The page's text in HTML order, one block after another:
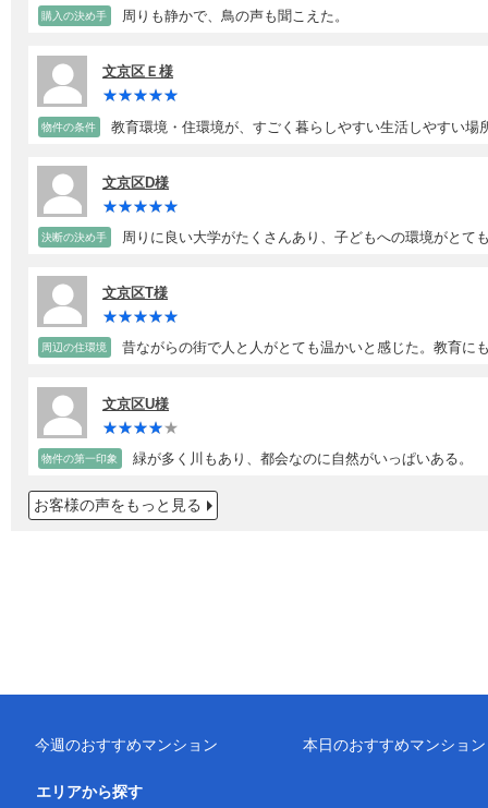
購入の決め手 周りも静かで、鳥の声も聞こえた。
文京区Ｅ様
物件の条件 教育環境・住環境が、すごく暮らしやすい生活しやすい場
文京区D様
決断の決め手 周りに良い大学がたくさんあり、子どもへの環境がとて
文京区T様
周辺の住環境 昔ながらの街で人と人がとても温かいと感じた。教育に
文京区U様
物件の第一印象 緑が多く川もあり、都会なのに自然がいっぱいある。
お客様の声をもっと見る
今週のおすすめマンション 本日のおすすめマンション
エリアから探す